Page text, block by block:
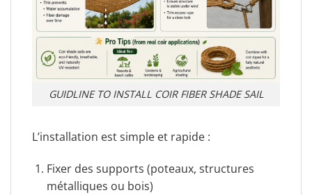
GUIDLINE TO INSTALL COIR FIBER SHADE SAIL
L’installation est simple et rapide :
Fixer des supports (poteaux, structures
métalliques ou bois)